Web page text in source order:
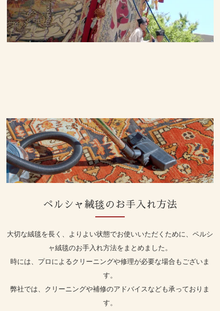
ペルシャ絨毯のお手入れ方法
大切な絨毯を長く、よりよい状態でお使いいただくために、ペルシ
ャ絨毯のお手入れ方法をまとめました。
時には、プロによるクリーニングや修理が必要な場合もございま
す。
弊社では、クリーニングや補修のアドバイスなども承っておりま
す。